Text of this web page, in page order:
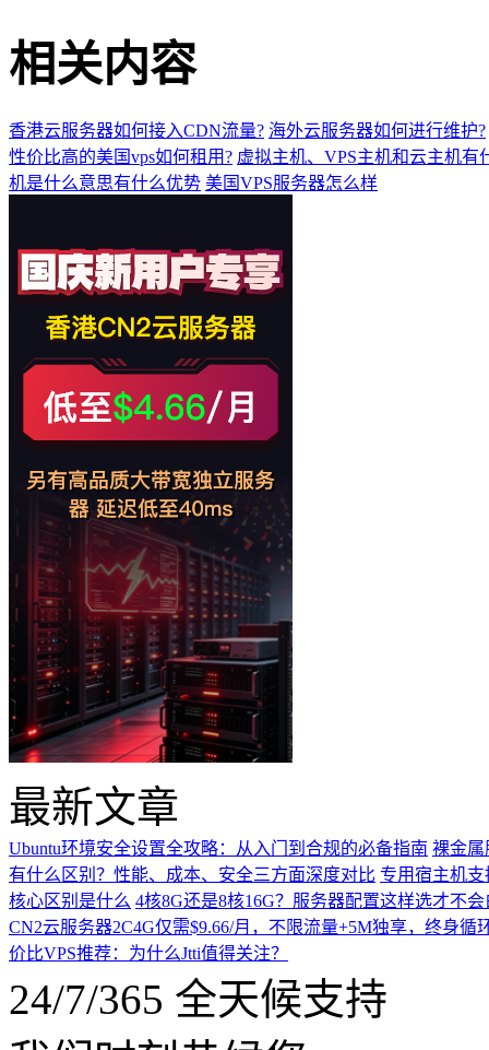
相关内容
香港云服务器如何接入CDN流量? 海外云服务器如何进行维护?
性价比高的美国vps如何租用? 虚拟主机、VPS主机和云主机有
机是什么意思有什么优势 美国VPS服务器怎么样
最新文章
Ubuntu环境安全设置全攻略：从入门到合规的必备指南 裸金属
有什么区别？性能、成本、安全三方面深度对比 专用宿主机
核心区别是什么 4核8G还是8核16G？服务器配置这样选才不
CN2云服务器2C4G仅需$9.66/月，不限流量+5M独享，终身循
价比VPS推荐：为什么Jtti值得关注？
24/7/365 全天候支持